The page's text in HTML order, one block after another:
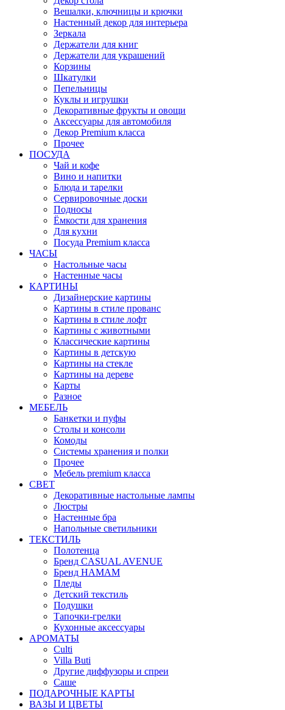
Вешалки, ключницы и крючки
Настенный декор для интерьера
Зеркала
Держатели для книг
Держатели для украшений
Корзины
Шкатулки
Пепельницы
Куклы и игрушки
Декоративные фрукты и овощи
Аксессуары для автомобиля
Декор Premium класса
Прочее
ПОСУДА
Чай и кофе
Вино и напитки
Блюда и тарелки
Сервировочные доски
Подносы
Ёмкости для хранения
Для кухни
Посуда Premium класса
ЧАСЫ
Настольные часы
Настенные часы
КАРТИНЫ
Дизайнерские картины
Картины в стиле прованс
Картины в стиле лофт
Картины с животными
Классические картины
Картины в детскую
Картины на стекле
Картины на дереве
Карты
Разное
МЕБЕЛЬ
Банкетки и пуфы
Столы и консоли
Комоды
Системы хранения и полки
Прочее
Мебель premium класса
СВЕТ
Декоративные настольные лампы
Люстры
Настенные бра
Напольные светильники
ТЕКСТИЛЬ
Полотенца
Бренд CASUAL AVENUE
Бренд HAMAM
Пледы
Детский текстиль
Подушки
Тапочки-грелки
Кухонные аксессуары
АРОМАТЫ
Culti
Villa Buti
Другие диффузоры и спреи
Саше
ПОДАРОЧНЫЕ КАРТЫ
ВАЗЫ И ЦВЕТЫ